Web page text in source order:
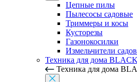
Цепные пилы
Пылесосы садовые
Триммеры и косы
Кусторезы
Газонокосилки
Измельчители
Техника для дома
Техника для дома